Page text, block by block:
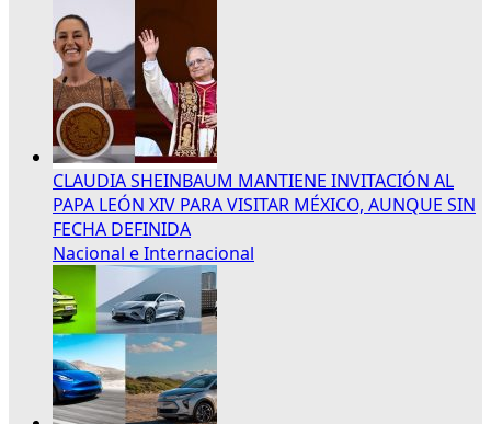
CLAUDIA SHEINBAUM MANTIENE INVITACIÓN AL
PAPA LEÓN XIV PARA VISITAR MÉXICO, AUNQUE SIN
FECHA DEFINIDA
Nacional e Internacional